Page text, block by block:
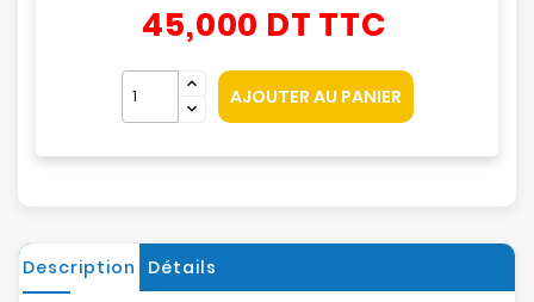
45,000 DT TTC
AJOUTER AU PANIER
Description Détails